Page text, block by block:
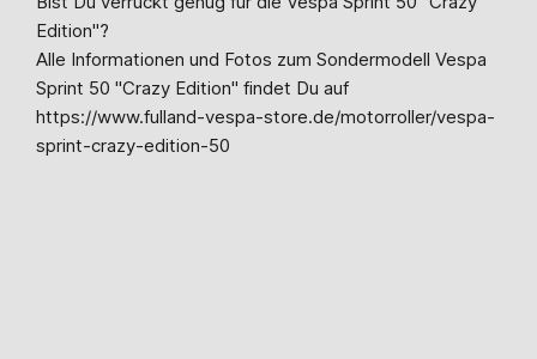
Edition"?
Alle Informationen und Fotos zum Sondermodell Vespa
Sprint 50 "Crazy Edition" findet Du auf
https://www.fulland-vespa-store.de/motorroller/vespa-
sprint-crazy-edition-50